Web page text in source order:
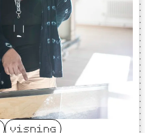
visning